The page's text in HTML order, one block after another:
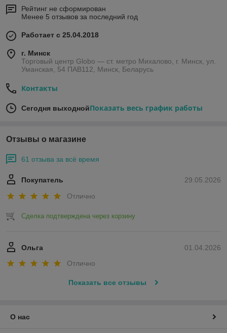
Рейтинг не сформирован
Менее 5 отзывов за последний год
Работает с 25.04.2018
г. Минск
Торговый центр Globo — ст. метро Михалово, г. Минск, ул.
Уманская, 54 ПАВ112, Минск, Беларусь
Контакты
Сегодня выходнойПоказать весь график работы
Отзывы о магазине
61 отзыва за всё время
29.05.2026
Покупатель
Отлично
Сделка подтверждена через корзину
01.04.2026
Ольга
Отлично
Показать все отзывы
О нас